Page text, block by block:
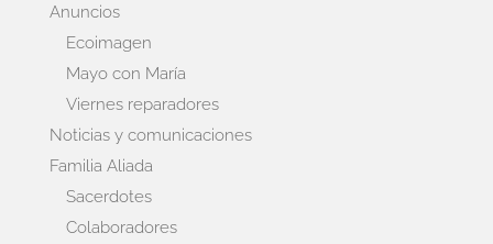
Anuncios
Ecoimagen
Mayo con María
Viernes reparadores
Noticias y comunicaciones
Familia Aliada
Sacerdotes
Colaboradores